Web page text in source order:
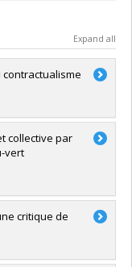
Expand all
collective par
vert
critique de